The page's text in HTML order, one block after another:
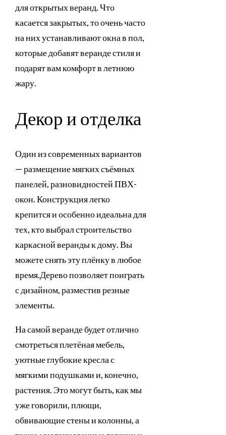
для открытых веранд. Что
касается закрытых, то очень часто
на них устанавливают окна в пол,
которые добавят веранде стиля и
подарят вам комфорт в летнюю
жару.
Декор и отделка
Один из современных вариантов
— размещение мягких съёмных
панелей, разновидностей ПВХ-
окон. Конструкция легко
крепится и особенно идеальна для
тех, кто выбрал строительство
каркасной веранды к дому. Вы
можете снять эту плёнку в любое
время.Дерево позволяет поиграть
с дизайном, разместив резные
элементы.
На самой веранде будет отлично
смотреться плетёная мебель,
уютные глубокие кресла с
мягкими подушками и, конечно,
растения. Это могут быть, как мы
уже говорили, плющи,
обвивающие стены и колонны, а